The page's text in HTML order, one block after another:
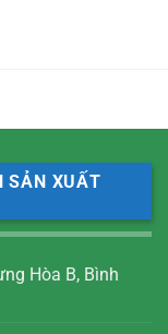
SẢN XUẤT
Hòa B, Bình